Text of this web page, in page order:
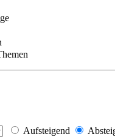
Aufsteigend